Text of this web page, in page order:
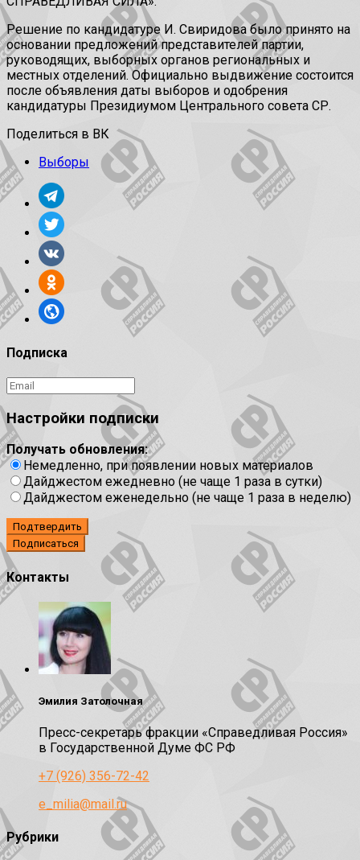
Решение по кандидатуре И. Свиридова было принято на
основании предложений представителей партии,
руководящих, выборных органов региональных и
местных отделений. Официально выдвижение состоится
после объявления даты выборов и одобрения
кандидатуры Президиумом Центрального совета СР.
Поделиться в ВК
Выборы
Подписка
Настройки подписки
Получать обновления:
Немедленно, при появлении новых материалов
Дайджестом ежедневно (не чаще 1 раза в сутки)
Дайджестом еженедельно (не чаще 1 раза в неделю)
Подтвердить
Контакты
Эмилия Затолочная
Пресс-секретарь фракции «Справедливая Россия»
в Государственной Думе ФС РФ
+7 (926) 356-72-42
e_milia@mail.ru
Рубрики